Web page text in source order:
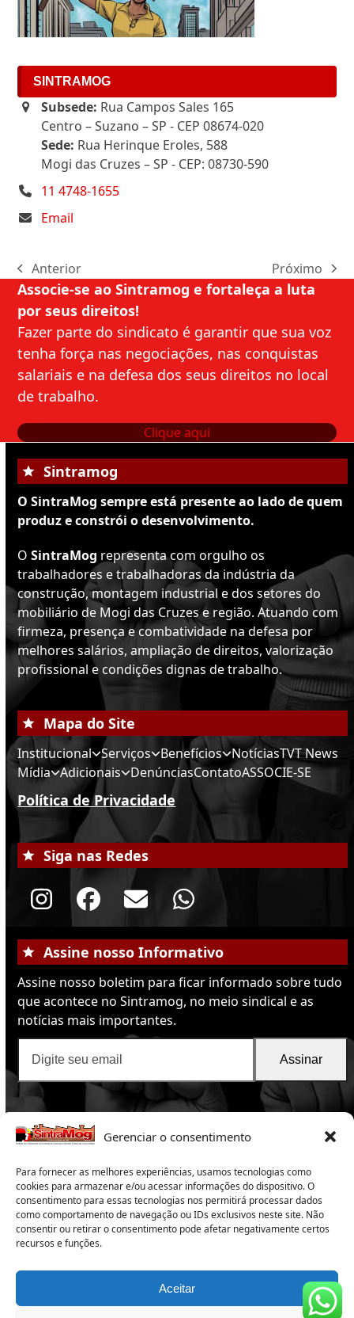
Gerenciar o consentimento
Para fornecer as melhores experiências, usamos tecnologias como
cookies para armazenar e/ou acessar informações do dispositivo. O
consentimento para essas tecnologias nos permitirá processar dados
como comportamento de navegação ou IDs exclusivos neste site. Não
consentir ou retirar o consentimento pode afetar negativamente certos
recursos e funções.
Aceitar
SINTRAMOG
Subsede: Rua Campos Sales 165
Centro – Suzano – SP - CEP 08674-020
Sede: Rua Herinque Eroles, 588
Mogi das Cruzes – SP - CEP: 08730-590
11 4748-1655
Email
previous
post:
Anterior
next
post:
Próximo
Associe-se ao Sintramog e fortaleça a luta
por seus direitos!
Fazer parte do sindicato é garantir que sua voz
tenha força nas negociações, nas conquistas
salariais e na defesa dos seus direitos no local
de trabalho.
Clique aqui
Sintramog
O SintraMog sempre está presente ao lado de quem
produz e constrói o desenvolvimento.
OSintraMog representa com orgulho os
trabalhadores e trabalhadoras da indústria da
construção, montagem industrial e dos setores do
mobiliário de Mogi das Cruzes e região. Atuando com
firmeza, presença e combatividade na defesa por
melhores salários, ampliação de direitos, valorização
profissional e condições dignas de trabalho.
Mapa do Site
Institucional Serviços Benefícios NotíciasTVT News
Mídia Adicionais DenúnciasContatoASSOCIE-SE
Política de Privacidade
Siga nas Redes
Instagram
Facebook
EmailWhatsapp
Assine nosso Informativo
Assine nosso boletim para ficar informado sobre tudo
que acontece no Sintramog, no meio sindical e as
notícias mais importantes.
seu
email
Assinar
SintraMog2025 -Sindicato dos Trabalhadores nas
Indústrias da Construção e do Mobiliário de Mogi das
Copyright 2025 – Todos os direitos reservados
Rua Campos Sales 165 – Centro – Suzano – SP –